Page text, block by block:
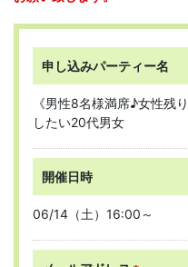
申し込みパーティー名
《男性8名様満席♪女性残
したい20代男女
開催日時
06/14（土）16:00～